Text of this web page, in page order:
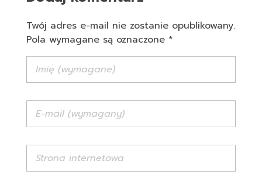
Twój adres e-mail nie zostanie opublikowany.
Pola wymagane są oznaczone *